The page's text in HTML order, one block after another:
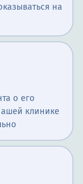
на
о его
клинике